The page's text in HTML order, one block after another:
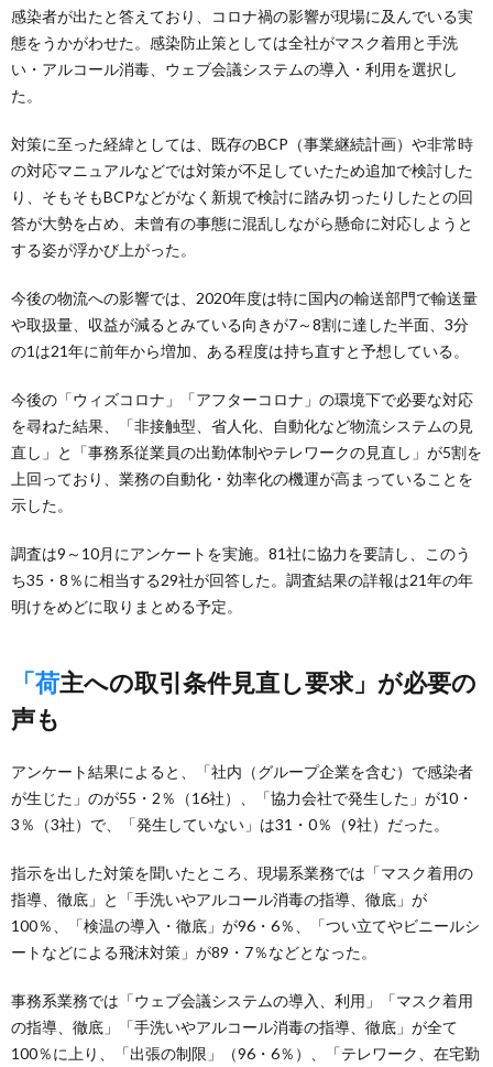
感染者が出たと答えており、コロナ禍の影響が現場に及んでいる実
態をうかがわせた。感染防止策としては全社がマスク着用と手洗
い・アルコール消毒、ウェブ会議システムの導入・利用を選択し
た。
対策に至った経緯としては、既存のBCP（事業継続計画）や非常時
の対応マニュアルなどでは対策が不足していたため追加で検討した
り、そもそもBCPなどがなく新規で検討に踏み切ったりしたとの回
答が大勢を占め、未曾有の事態に混乱しながら懸命に対応しようと
する姿が浮かび上がった。
今後の物流への影響では、2020年度は特に国内の輸送部門で輸送量
や取扱量、収益が減るとみている向きが7～8割に達した半面、3分
の1は21年に前年から増加、ある程度は持ち直すと予想している。
今後の「ウィズコロナ」「アフターコロナ」の環境下で必要な対応
を尋ねた結果、「非接触型、省人化、自動化など物流システムの見
直し」と「事務系従業員の出勤体制やテレワークの見直し」が5割を
上回っており、業務の自動化・効率化の機運が高まっていることを
示した。
調査は9～10月にアンケートを実施。81社に協力を要請し、このう
ち35・8％に相当する29社が回答した。調査結果の詳報は21年の年
明けをめどに取りまとめる予定。
「荷主への取引条件見直し要求」が必要の
声も
アンケート結果によると、「社内（グループ企業を含む）で感染者
が生じた」のが55・2％（16社）、「協力会社で発生した」が10・
3％（3社）で、「発生していない」は31・0％（9社）だった。
指示を出した対策を聞いたところ、現場系業務では「マスク着用の
指導、徹底」と「手洗いやアルコール消毒の指導、徹底」が
100％、「検温の導入・徹底」が96・6％、「つい立てやビニールシ
ートなどによる飛沫対策」が89・7％などとなった。
事務系業務では「ウェブ会議システムの導入、利用」「マスク着用
の指導、徹底」「手洗いやアルコール消毒の指導、徹底」が全て
100％に上り、「出張の制限」（96・6％）、「テレワーク、在宅勤